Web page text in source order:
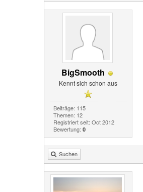
BigSmooth
Kennt sich schon aus
Beiträge: 115
Themen: 12
Registriert seit: Oct 2012
Bewertung: 0
Suchen